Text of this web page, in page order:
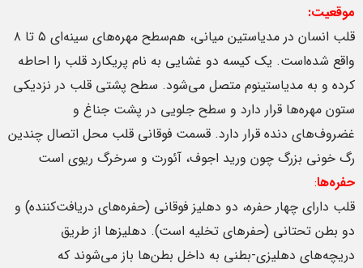
موقعیت:
قلب انسان در مدیاستین میانی، هم‌سطح مهره‌های سینه‌ای ۵ تا ۸
واقع شده‌است. یک کیسه دو غشایی به نام پریکارد قلب را احاطه
کرده و به مدیاستینوم متصل می‌شود. سطح پشتی قلب در نزدیکی
ستون مهره‌ها قرار دارد و سطح جلویی در پشت جناغ و
غضروف‌های دنده قرار دارد. قسمت فوقانی قلب محل اتصال چندین
رگ خونی بزرگ چون ورید اجوف، آئورت و سرخرگ ریوی است
حفره‌ها:
قلب دارای چهار حفره، دو دهلیز فوقانی (حفره‌های دریافت‌کننده) و
دو بطن تحتانی (حفرهای تخلیه است). دهلیزها از طریق
دریچه‌های دهلیزی-بطنی به داخل بطن‌ها باز می‌شوند که